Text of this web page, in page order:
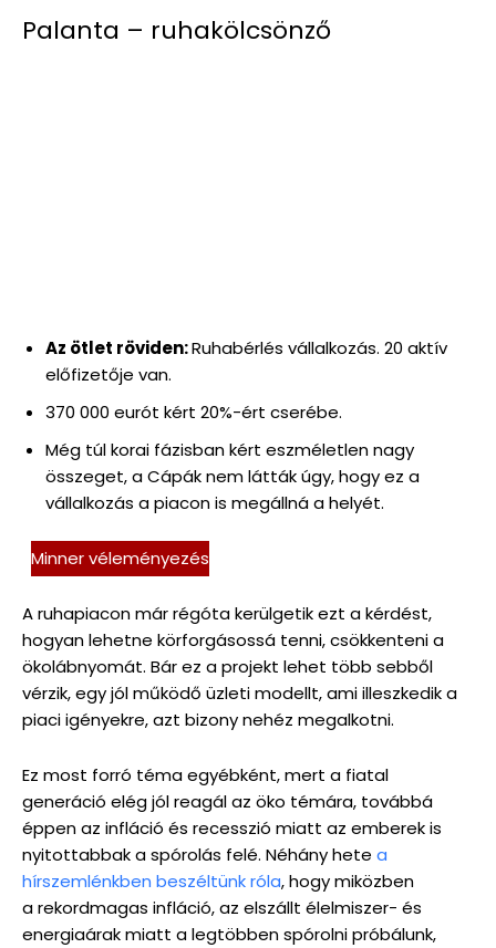
Palanta – ruhakölcsönző
Az ötlet röviden:Ruhabérlés vállalkozás. 20 aktív
előfizetője van.
370 000 eurót kért 20%-ért cserébe.
Még túl korai fázisban kért eszméletlen nagy
összeget, a Cápák nem látták úgy, hogy ez a
vállalkozás a piacon is megállná a helyét.
Minner véleményezés
A ruhapiacon már régóta kerülgetik ezt a kérdést,
hogyan lehetne körforgásossá tenni, csökkenteni a
ökolábnyomát. Bár ez a projekt lehet több sebből
vérzik, egy jól működő üzleti modellt, ami illeszkedik a
piaci igényekre, azt bizony nehéz megalkotni.
Ez most forró téma egyébként, mert a fiatal
generáció elég jól reagál az öko témára, továbbá
éppen az infláció és recesszió miatt az emberek is
nyitottabbak a spórolás felé. Néhány hete a
hírszemlénkben beszéltünk róla, hogy miközben
a rekordmagas infláció, az elszállt élelmiszer- és
energiaárak miatt a legtöbben spórolni próbálunk,